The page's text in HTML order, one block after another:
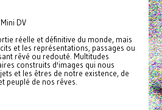
DV
réelle et définitive du monde, mais
et les représentations, passages ou
rêvé ou redouté. Multitudes
construits d'images qui nous
et les êtres de notre existence, de
peuplé de nos rêves.